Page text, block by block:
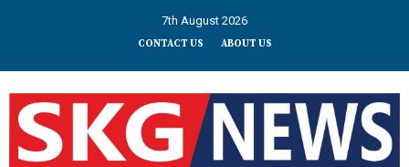
7th August 2026
CONTACT US ABOUT US